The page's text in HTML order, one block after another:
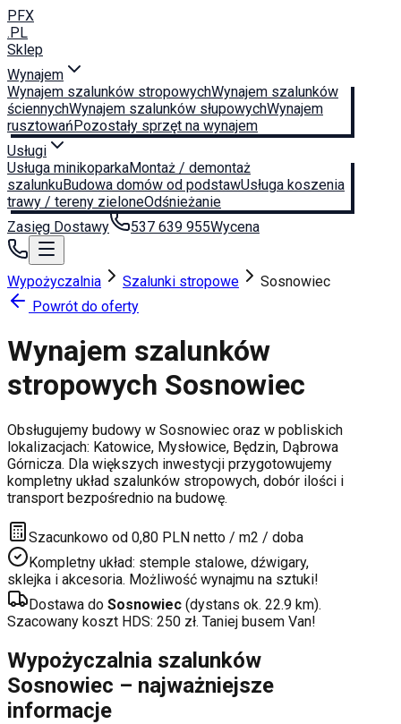
PFX
.PL
Sklep
Wynajem
Wynajem szalunków stropowychWynajem szalunków
ściennychWynajem szalunków słupowychWynajem
rusztowańPozostały sprzęt na wynajem
Usługi
Usługa minikoparkaMontaż / demontaż
szalunkuBudowa domów od podstawUsługa koszenia
trawy / tereny zieloneOdśnieżanie
Zasięg Dostawy
537 639 955Wycena
Wypożyczalnia Szalunki stropowe
Sosnowiec
Powrót do oferty
Wynajem szalunków
stropowych Sosnowiec
Obsługujemy budowy w Sosnowiec oraz w pobliskich
lokalizacjach: Katowice, Mysłowice, Będzin, Dąbrowa
Górnicza. Dla większych inwestycji przygotowujemy
kompletny układ szalunków stropowych, dobór ilości i
transport bezpośrednio na budowę.
Szacunkowo od 0,80 PLN netto / m2 / doba
Kompletny układ: stemple stalowe, dźwigary,
sklejka i akcesoria. Możliwość wynajmu na sztuki!
Dostawa do Sosnowiec (dystans ok. 22.9 km).
Szacowany koszt HDS: 250 zł. Taniej busem Van!
Wypożyczalnia szalunków
Sosnowiec – najważniejsze
informacje